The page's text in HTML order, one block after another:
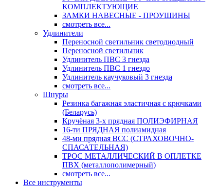
КОМПЛЕКТУЮЩИЕ
ЗАМКИ НАВЕСНЫЕ - ПРОУШИНЫ
смотреть все...
Удлинители
Переносной светильник светодиодный
Переносной светильник
Удлинитель ПВС 3 гнезда
Удлинитель ПВС 1 гнездо
Удлинитель каучуковый 3 гнезда
смотреть все...
Шнуры
Резинка багажная эластичная с крючками
(Беларусь)
Кручёная 3-х прядная ПОЛИЭФИРНАЯ
16-ти ПРЯДНАЯ полиамидная
48-ми прядная ВСС (СТРАХОВОЧНО-
СПАСАТЕЛЬНАЯ)
ТРОС МЕТАЛЛИЧЕСКИЙ В ОПЛЕТКЕ
ПВХ (металлополимерный)
смотреть все...
Все инструменты